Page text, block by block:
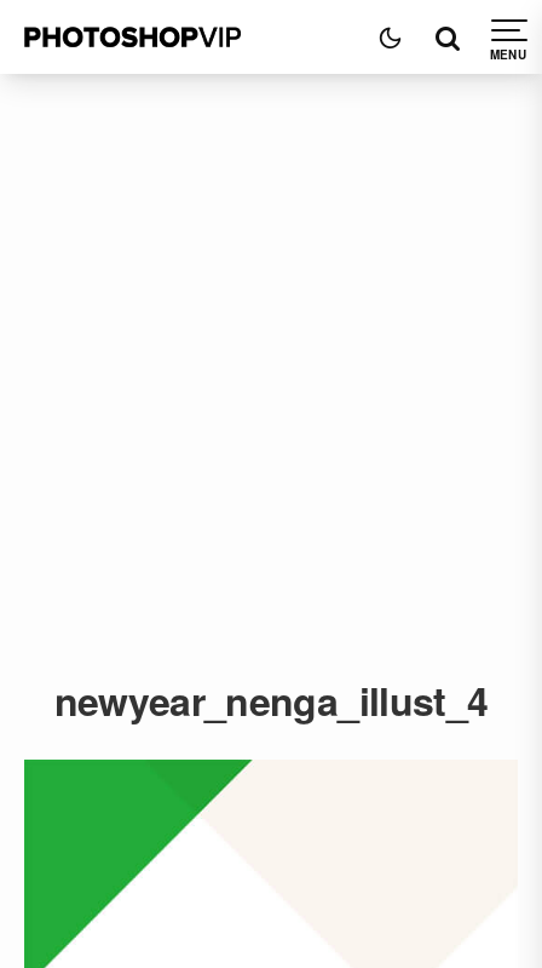
newyear_nenga_illust_4